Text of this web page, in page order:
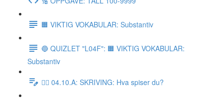
🟧 VIKTIG VOKABULAR: Substantiv
🔵 QUIZLET "L04F": 🟧 VIKTIG VOKABULAR:
Substantiv
✍🏼 04.10.A: SKRIVING: Hva spiser du?